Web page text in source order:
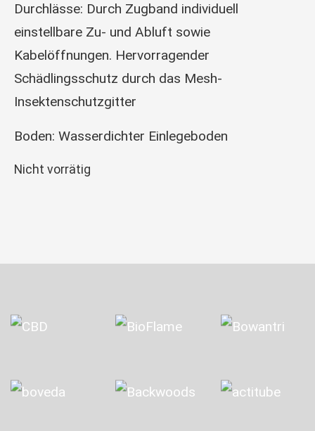
Durchlässe: Durch Zugband individuell
einstellbare Zu- und Abluft sowie
Kabelöffnungen. Hervorragender
Schädlingsschutz durch das Mesh-
Insektenschutzgitter
Boden: Wasserdichter Einlegeboden
Nicht vorrätig